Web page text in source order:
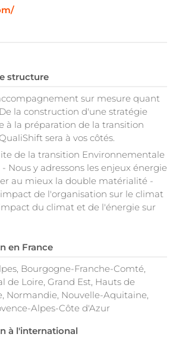
structure
sur mesure quant
la construction d'une stratégie
à la préparation de la transition
sera à vos côtés.
de la transition Environnementale
Nous y adressons les enjeux énergie
au mieux la double matérialité -
de l'organisation sur le climat
du climat et de l'énergie sur
en France
Bourgogne-Franche-Comté,
de Loire, Grand Est, Hauts de
Normandie, Nouvelle-Aquitaine,
Alpes-Côte d'Azur
à l'international